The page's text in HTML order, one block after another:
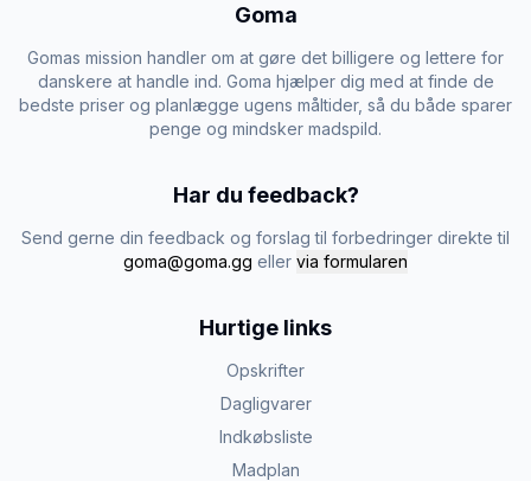
Goma
Gomas mission handler om at gøre det billigere og lettere for
danskere at handle ind. Goma hjælper dig med at finde de
bedste priser og planlægge ugens måltider, så du både sparer
penge og mindsker madspild.
Har du feedback?
Send gerne din feedback og forslag til forbedringer direkte til
goma@goma.gg eller via formularen
Hurtige links
Opskrifter
Dagligvarer
Indkøbsliste
Madplan